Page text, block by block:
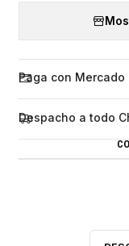
Paga con Mercado
Despacho a todo